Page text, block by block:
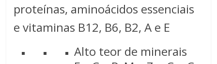
proteínas, aminoácidos essenciais
e vitaminas B12, B6, B2, A e E
Alto teor de minerais